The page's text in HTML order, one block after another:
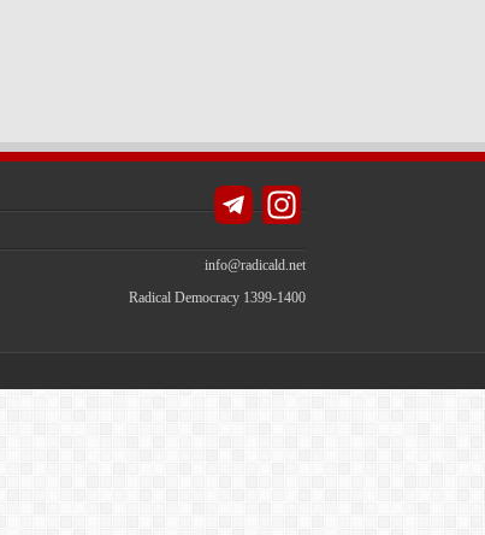
Instagram
info@radicald.net
Radical Democracy 1399-1400